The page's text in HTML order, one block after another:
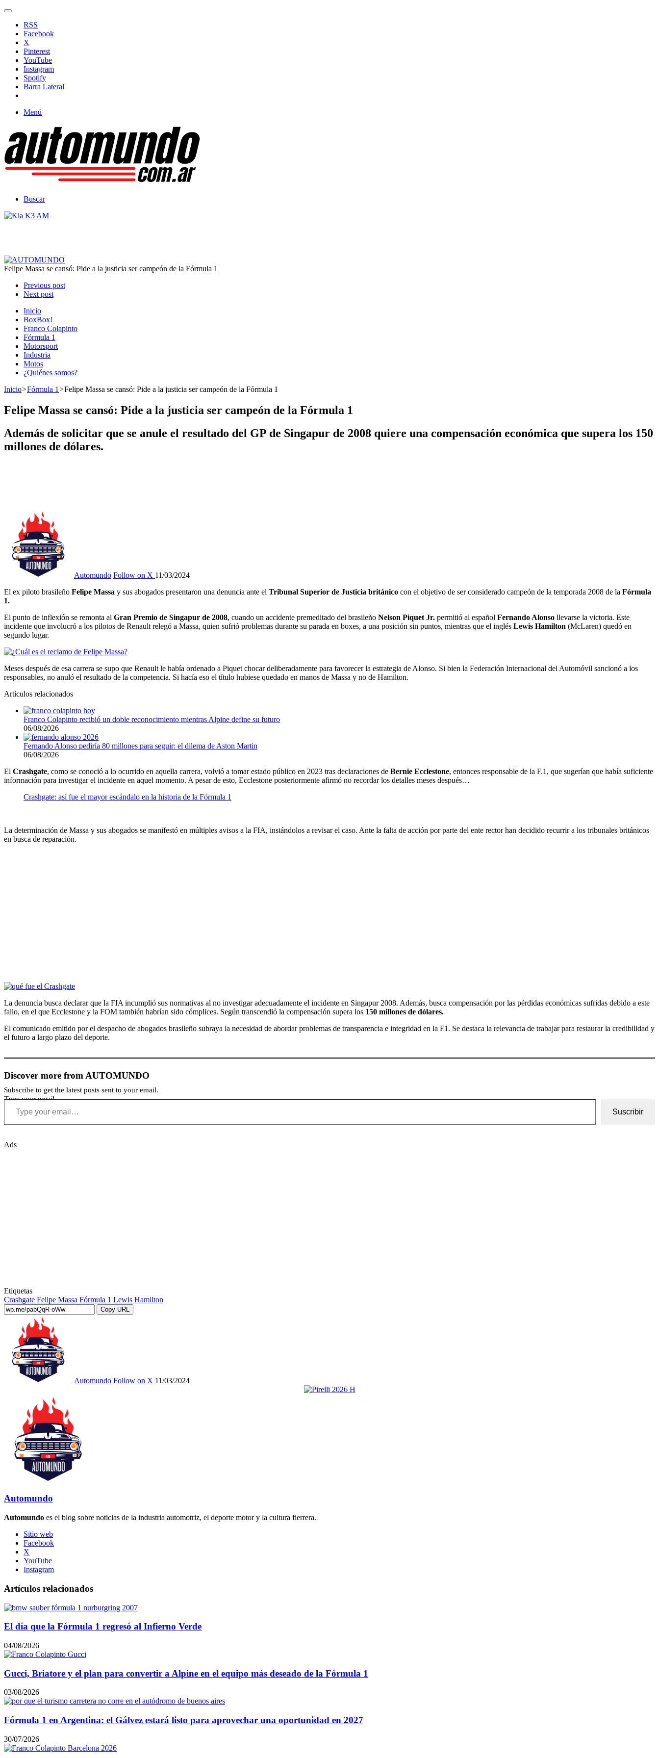
RSS
Facebook
X
Pinterest
YouTube
Instagram
Spotify
Barra Lateral
Menú
Buscar
Felipe Massa se cansó: Pide a la justicia ser campeón de la Fórmula 1
Previous post
Next post
Inicio
BoxBox!
Franco Colapinto
Fórmula 1
Motorsport
Industria
Motos
¿Quiénes somos?
Inicio>Fórmula 1 >Felipe Massa se cansó: Pide a la justicia ser campeón de la Fórmula 1
Felipe Massa se cansó: Pide a la justicia ser campeón de la Fórmula 1
Además de solicitar que se anule el resultado del GP de Singapur de 2008 quiere una compensación económica que supera los 150
millones de dólares.
Automundo Follow on X 11/03/2024
El ex piloto brasileño Felipe Massa y sus abogados presentaron una denuncia ante el Tribunal Superior de Justicia británico con el objetivo de ser considerado campeón de la temporada 2008 de la Fórmula
1.
El punto de inflexión se remonta al Gran Premio de Singapur de 2008, cuando un accidente premeditado del brasileño Nelson Piquet Jr. permitió al español Fernando Alonso llevarse la victoria. Este
incidente que involucró a los pilotos de Renault relegó a Massa, quien sufrió problemas durante su parada en boxes, a una posición sin puntos, mientras que el inglés Lewis Hamilton (McLaren) quedó en
segundo lugar.
Meses después de esa carrera se supo que Renault le había ordenado a Piquet chocar deliberadamente para favorecer la estrategia de Alonso. Si bien la Federación Internacional del Automóvil sancionó a los
responsables, no anuló el resultado de la competencia. Si hacía eso el título hubiese quedado en manos de Massa y no de Hamilton.
Artículos relacionados
Franco Colapinto recibió un doble reconocimiento mientras Alpine define su futuro
06/08/2026
Fernando Alonso pediría 80 millones para seguir: el dilema de Aston Martin
06/08/2026
El Crashgate, como se conoció a lo ocurrido en aquella carrera, volvió a tomar estado público en 2023 tras declaraciones de Bernie Ecclestone, entonces responsable de la F.1, que sugerían que había suficiente
información para investigar el incidente en aquel momento. A pesar de esto, Ecclestone posteriormente afirmó no recordar los detalles meses después…
Crashgate: así fue el mayor escándalo en la historia de la Fórmula 1
La determinación de Massa y sus abogados se manifestó en múltiples avisos a la FIA, instándolos a revisar el caso. Ante la falta de acción por parte del ente rector han decidido recurrir a los tribunales británicos
en busca de reparación.
La denuncia busca declarar que la FIA incumplió sus normativas al no investigar adecuadamente el incidente en Singapur 2008. Además, busca compensación por las pérdidas económicas sufridas debido a este
fallo, en el que Ecclestone y la FOM también habrían sido cómplices. Según transcendió la compensación supera los 150 millones de dólares.
El comunicado emitido por el despacho de abogados brasileño subraya la necesidad de abordar problemas de transparencia e integridad en la F1. Se destaca la relevancia de trabajar para restaurar la credibilidad y
el futuro a largo plazo del deporte.
Discover more from AUTOMUNDO
Subscribe to get the latest posts sent to your email.
Type your email…
Suscribir
Ads
Etiquetas
Crashgate Felipe Massa Fórmula 1 Lewis Hamilton
Copy URL
Automundo Follow on X 11/03/2024
Automundo
Automundo es el blog sobre noticias de la industria automotriz, el deporte motor y la cultura fierrera.
Sitio web
Facebook
X
YouTube
Instagram
Artículos relacionados
El día que la Fórmula 1 regresó al Infierno Verde
04/08/2026
Gucci, Briatore y el plan para convertir a Alpine en el equipo más deseado de la Fórmula 1
03/08/2026
Fórmula 1 en Argentina: el Gálvez estará listo para aprovechar una oportunidad en 2027
30/07/2026